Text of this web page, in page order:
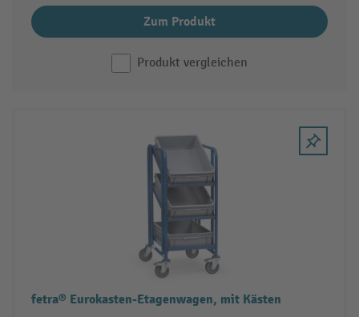
Zum Produkt
Produkt vergleichen
fetra® Eurokasten-Etagenwagen, mit Kästen